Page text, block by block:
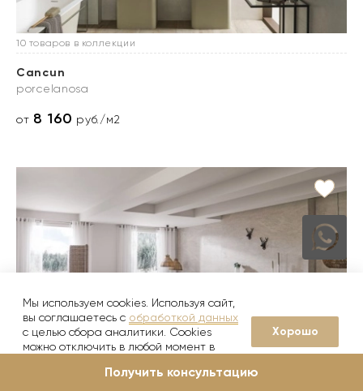
10 товаров в коллекции
Cancun
porcelanosa
от 8 160 руб./м2
2 товара в коллекции
Мы используем cookies. Используя сайт,
вы соглашаетесь с обработкой данных
с целью сбора аналитики. Cookies
можно отключить в любой момент в
Хорошо
Получить консультацию